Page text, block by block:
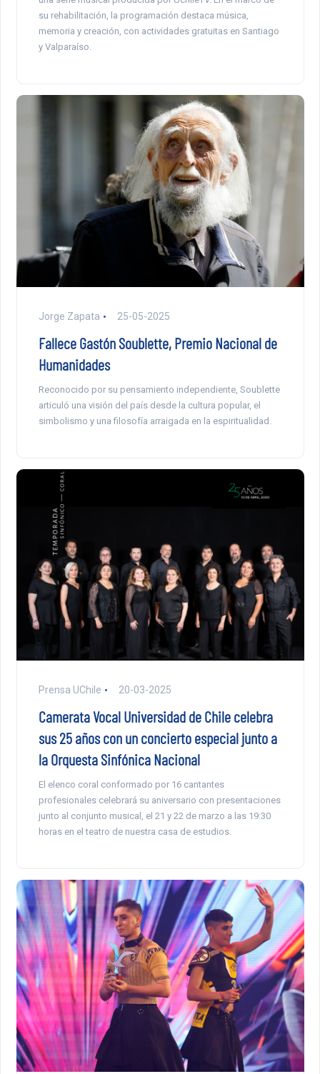
su rehabilitación, la programación destaca música,
memoria y creación, con actividades gratuitas en Santiago
y Valparaíso.
Jorge Zapata 25-05-2025
Fallece Gastón Soublette, Premio Nacional de
Humanidades
Reconocido por su pensamiento independiente, Soublette
articuló una visión del país desde la cultura popular, el
simbolismo y una filosofía arraigada en la espiritualidad.
Prensa UChile 20-03-2025
Camerata Vocal Universidad de Chile celebra
sus 25 años con un concierto especial junto a
la Orquesta Sinfónica Nacional
El elenco coral conformado por 16 cantantes
profesionales celebrará su aniversario con presentaciones
junto al conjunto musical, el 21 y 22 de marzo a las 19:30
horas en el teatro de nuestra casa de estudios.